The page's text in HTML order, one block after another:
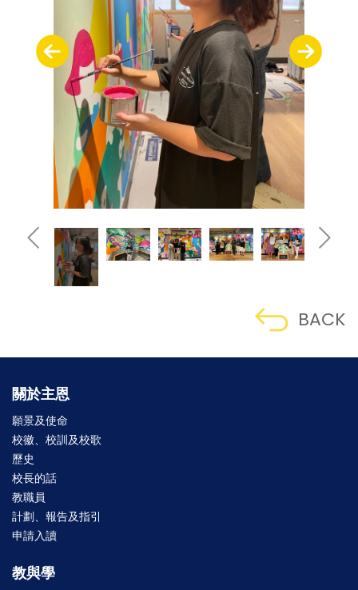
BACK
關於主恩
願景及使命
校徽、校訓及校歌
歷史
校長的話
教職員
計劃、報告及指引
申請入讀
教與學